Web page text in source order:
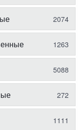
2074
1263
5088
272
1111